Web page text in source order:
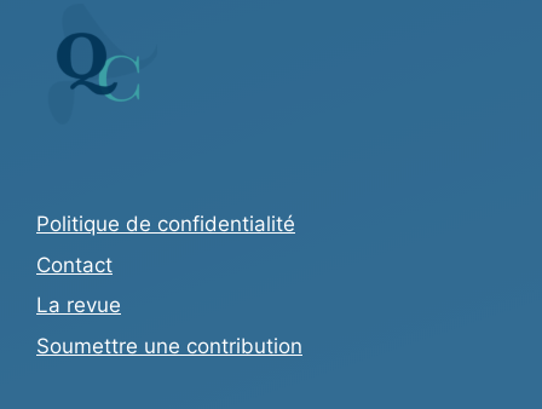
Politique de confidentialité
Contact
La revue
Soumettre une contribution